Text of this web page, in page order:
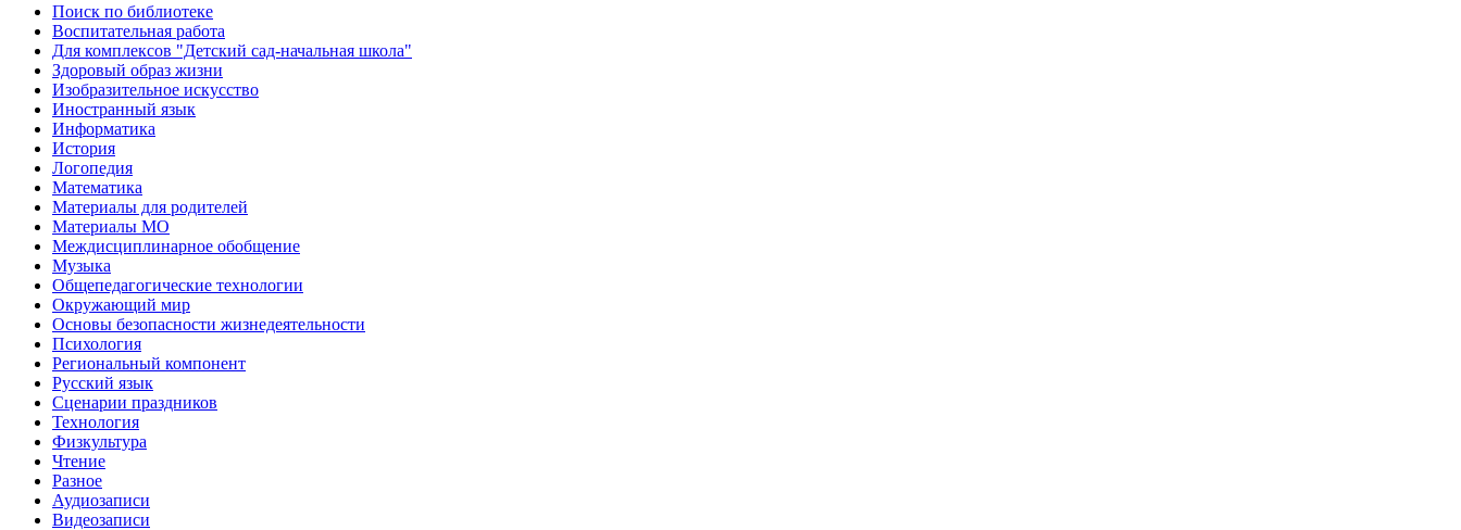
Поиск по библиотеке
Воспитательная работа
Для комплексов "Детский сад-начальная школа"
Здоровый образ жизни
Изобразительное искусство
Иностранный язык
Информатика
История
Логопедия
Математика
Материалы для родителей
Материалы МО
Междисциплинарное обобщение
Музыка
Общепедагогические технологии
Окружающий мир
Основы безопасности жизнедеятельности
Психология
Региональный компонент
Русский язык
Сценарии праздников
Технология
Физкультура
Чтение
Разное
Аудиозаписи
Видеозаписи